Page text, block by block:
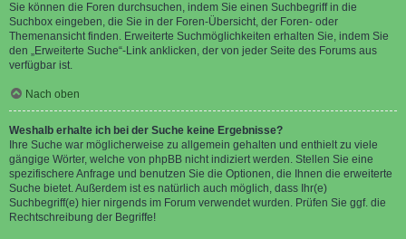
Sie können die Foren durchsuchen, indem Sie einen Suchbegriff in die
Suchbox eingeben, die Sie in der Foren-Übersicht, der Foren- oder
Themenansicht finden. Erweiterte Suchmöglichkeiten erhalten Sie, indem Sie
den „Erweiterte Suche“-Link anklicken, der von jeder Seite des Forums aus
verfügbar ist.
Nach oben
Weshalb erhalte ich bei der Suche keine Ergebnisse?
Ihre Suche war möglicherweise zu allgemein gehalten und enthielt zu viele
gängige Wörter, welche von phpBB nicht indiziert werden. Stellen Sie eine
spezifischere Anfrage und benutzen Sie die Optionen, die Ihnen die erweiterte
Suche bietet. Außerdem ist es natürlich auch möglich, dass Ihr(e)
Suchbegriff(e) hier nirgends im Forum verwendet wurden. Prüfen Sie ggf. die
Rechtschreibung der Begriffe!